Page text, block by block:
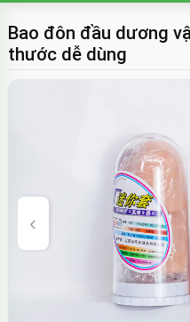
Bao đôn đầu dương
thước dễ dùng